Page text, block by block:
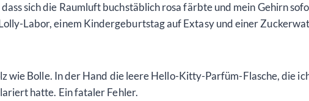
sich die Raumluft buchstäblich rosa färbte und mein Gehirn
Labor, einem Kindergeburtstag auf Extasy und einer
wie Bolle. In der Hand die leere Hello-Kitty-Parfüm-Flasche, die
hatte. Ein fataler Fehler.